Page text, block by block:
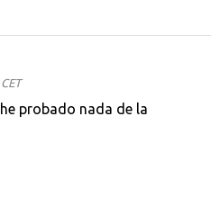
probado nada de la